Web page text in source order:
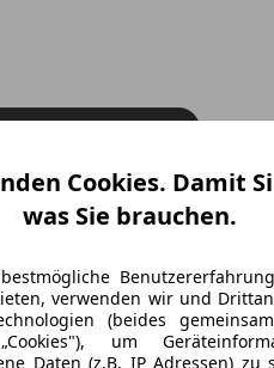
Cookies. Damit
was Sie brauchen.
verwenden wir und
(beides
um
Daten (z.B. IP Adressen) zu